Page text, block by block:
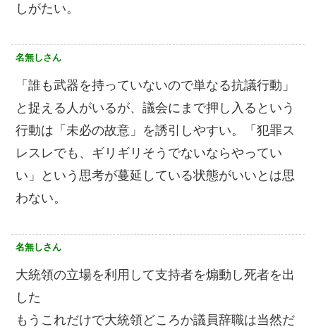
しがたい。
名無しさん
「誰も武器を持っていないので単なる抗議行動」
と捉える人がいるが、議会にまで押し入るという
行動は「未必の故意」を誘引しやすい。「犯罪ス
レスレでも、ギリギリそうでないならやってい
い」という思考が蔓延している状態がいいとは思
わない。
名無しさん
大統領の立場を利用して支持者を煽動し死者を出
した
もうこれだけで大統領どころか議員辞職は当然だ